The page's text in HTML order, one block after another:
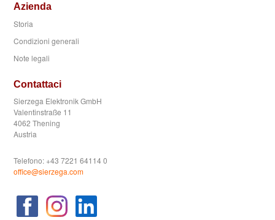
Azienda
Storia
Condizioni generali
Note legali
Contattaci
Sierzega Elektronik GmbH
Valentinstraße 11
4062 Thening
Austria
Telefono: +43 7221 64114 0
office@sierzega.com